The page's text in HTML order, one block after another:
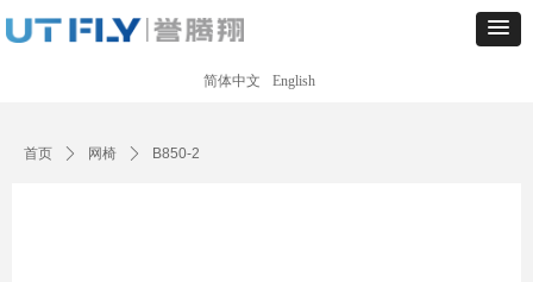
简体中文 English
首页 ꄲ 网椅 ꄲ B850-2